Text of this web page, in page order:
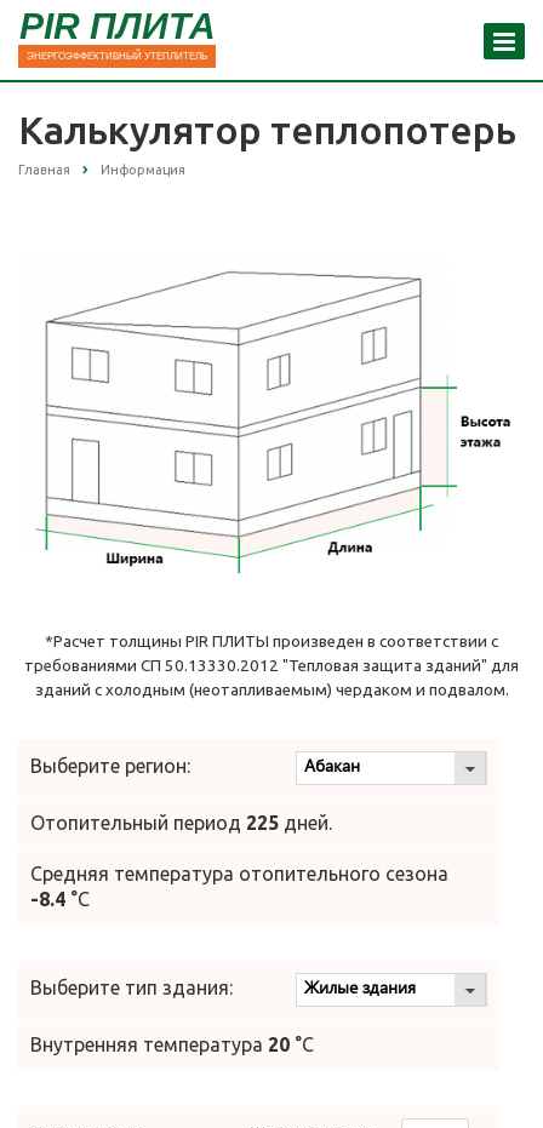
PIR ПЛИТА
ЭНЕРГОЭФФЕКТИВНЫЙ УТЕПЛИТЕЛЬ
Калькулятор теплопотерь
Главная Информация
*Расчет толщины PIR ПЛИТЫ произведен в соответствии с
требованиями СП 50.13330.2012 "Тепловая защита зданий" для
зданий с холодным (неотапливаемым) чердаком и подвалом.
Выберите регион:
Отопительный период 225 дней.
Средняя температура отопительного сезона
-8.4 °C
Выберите тип здания:
Внутренняя температура 20 °C